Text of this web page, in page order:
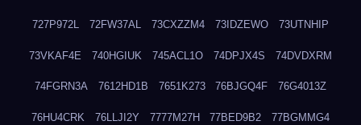
727P972L 72FW37AL 73CXZZM4 73IDZEWO 73UTNHIP
73VKAF4E 740HGIUK 745ACL1O 74DPJX4S 74DVDXRM
74FGRN3A 7612HD1B 7651K273 76BJGQ4F 76G4013Z
76HU4CRK 76LLJI2Y 7777M27H 77BED9B2 77BGMMG4